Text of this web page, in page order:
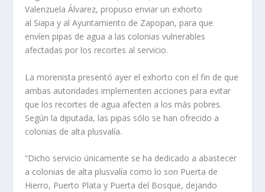
Valenzuela Álvarez, propuso enviar un exhorto
al Siapa y al Ayuntamiento de Zapopan, para que
envíen pipas de agua a las colonias vulnerables
afectadas por los recortes al servicio.
La morenista presentó ayer el exhorto con el fin de que
ambas autoridades implementen acciones para evitar
que los recortes de agua afecten a los más pobres.
Según la diputada, las pipas sólo se han ofrecido a
colonias de alta plusvalía.
“Dicho servicio únicamente se ha dedicado a abastecer
a colonias de alta plusvalía como lo son Puerta de
Hierro, Puerto Plata y Puerta del Bosque, dejando